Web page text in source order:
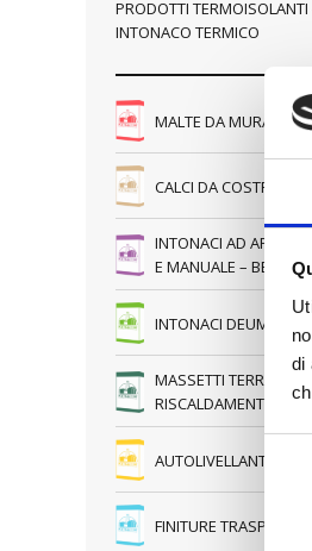
di
PRODOTTI
INTONACO TERMICO
MALTE DA MURATURA
CALCI DA
INTONACI AD
E MANUALE –
INTONACI
MASSETTI TERRA-
RISCALDAMENTO A
AUTOLIVELLANTI
FINITURE TRASPIRANTI